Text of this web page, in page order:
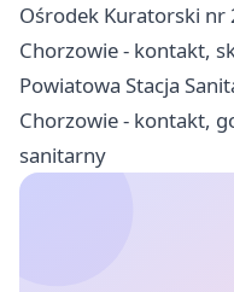
Ośrodek Kuratorski nr
Chorzowie - kontakt,
Powiatowa Stacja
Chorzowie - kontakt,
sanitarny